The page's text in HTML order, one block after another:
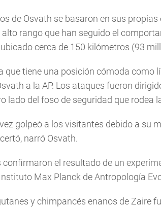
de Osvath se basaron en sus
rango que han seguido el
cerca de 150 kilómetros (93
que tiene una posición cómoda como
a la AP. Los ataques fueron
lado del foso de seguridad que rodea
golpeó a los visitantes debido a su
narró Osvath.
confirmaron el resultado de un
Max Planck de Antropología
y chimpancés enanos de Zaire